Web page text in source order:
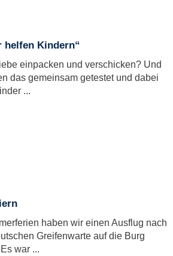
helfen Kindern“
einpacken und verschicken? Und
das gemeinsam getestet und dabei
...
haben wir einen Ausflug nach
Greifenwarte auf die Burg
war ...